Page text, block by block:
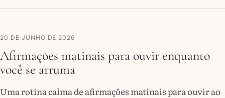
20 DE JUNHO DE 2026
Afirmações matinais para ouvir enquanto
você se arruma
Uma rotina calma de afirmações matinais para ouvir ao